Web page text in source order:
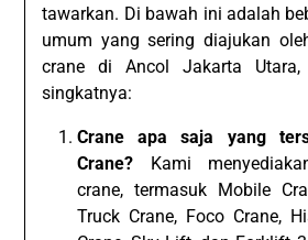
tawarkan. Di bawah ini adalah
umum yang sering diajukan
crane di Ancol Jakarta Utara,
singkatnya:
Crane apa saja yang
Crane? Kami
crane, termasuk Mobile
Truck Crane, Foco Crane,